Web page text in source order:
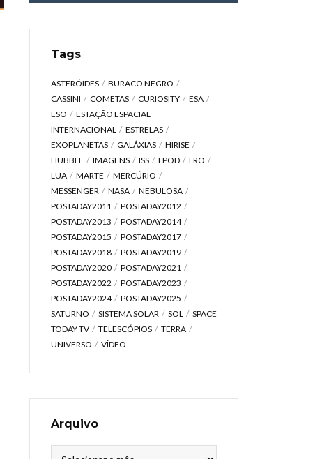
Tags
ASTERÓIDES
BURACO NEGRO
CASSINI
COMETAS CURIOSITY
ESA
ESO
ESTAÇÃO ESPACIAL
INTERNACIONAL
ESTRELAS
EXOPLANETAS
GALÁXIAS
HIRISE
HUBBLE
IMAGENS ISS LPOD
LRO
LUA
MARTE
MERCÚRIO
MESSENGER
NASA
NEBULOSA
POSTADAY2011
POSTADAY2012
POSTADAY2013
POSTADAY2014
POSTADAY2015
POSTADAY2017
POSTADAY2018
POSTADAY2019
POSTADAY2020
POSTADAY2021
POSTADAY2022
POSTADAY2023
POSTADAY2024
POSTADAY2025
SATURNO
SISTEMA SOLAR SOL
SPACE
TODAY TV
TELESCÓPIOS
TERRA
UNIVERSO
VÍDEO
Arquivo